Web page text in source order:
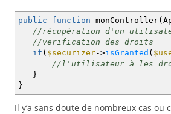
public function monController(
//récupération d'un
//verification des droits
if ( $securizer->isGranted (
//l'utilisateur à les
}
}
Il y’a sans doute de nombreux cas ou